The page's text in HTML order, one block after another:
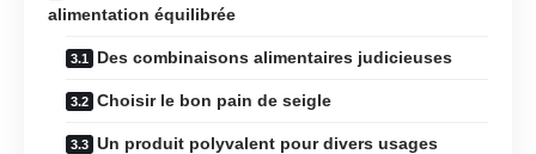
alimentation équilibrée
Des combinaisons alimentaires judicieuses
Choisir le bon pain de seigle
Un produit polyvalent pour divers usages